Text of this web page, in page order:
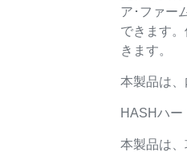
ア･ファー
できます
きます。
本製品は
HASHハー
本製品は